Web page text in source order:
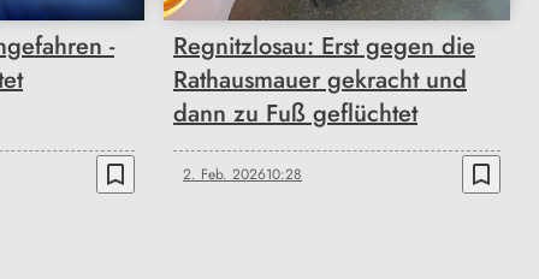
-
bookmark_border
Regnitzlosau: Erst gegen die
Rathausmauer gekracht und
dann zu Fuß geflüchtet
2. Feb. 202610:28 bookmark_border